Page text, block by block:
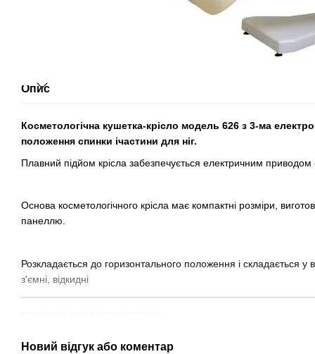
Опис
Косметологічна кушетка-крісло модель 626 з 3-ма
положення спинки ічастини для ніг.
Плавний підйом крісла забезпечується електричним приводом
Основа косметологічного крісла має компактні розміри,
панеллю.
Розкладається до горизонтального положення і складається у
з'ємні, відкидні
Новий відгук або коментар